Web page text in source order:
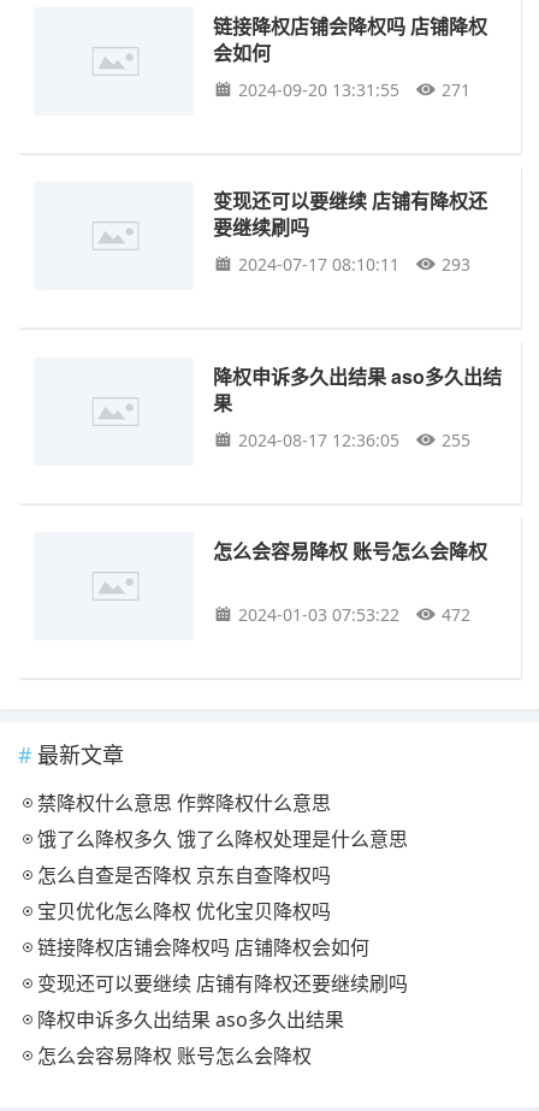
链接降权店铺会降权吗 店铺降权
会如何
2024-09-20 13:31:55 271
变现还可以要继续 店铺有降权还
要继续刷吗
2024-07-17 08:10:11 293
降权申诉多久出结果 aso多久出结
果
2024-08-17 12:36:05 255
怎么会容易降权 账号怎么会降权
2024-01-03 07:53:22 472
最新文章
禁降权什么意思 作弊降权什么意思
饿了么降权多久 饿了么降权处理是什么意思
怎么自查是否降权 京东自查降权吗
宝贝优化怎么降权 优化宝贝降权吗
链接降权店铺会降权吗 店铺降权会如何
变现还可以要继续 店铺有降权还要继续刷吗
降权申诉多久出结果 aso多久出结果
怎么会容易降权 账号怎么会降权